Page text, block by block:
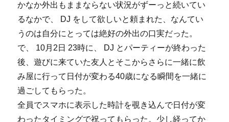
かなか外出もままならない状況がずーっと続いてい
るなかで、 DJ をして欲しいと頼まれた、なんてい
うのは自分にとっては絶好の外出の口実だった。
で、 10月2日 23時に、 DJ とパーティーが終わった
後、遊びに来ていた友人とそこからさらに一緒に飲
み屋に行って日付が変わる40歳になる瞬間を一緒に
過ごしてもらった。
全員でスマホに表示した時計を覗き込んで日付が変
わったタイミングで祝ってもらった。少し経ってか